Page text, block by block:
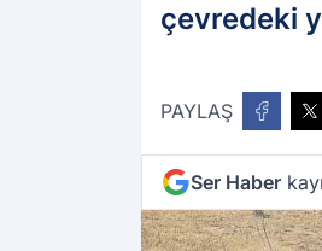
çevredeki
PAYLAŞ
Ser Haber